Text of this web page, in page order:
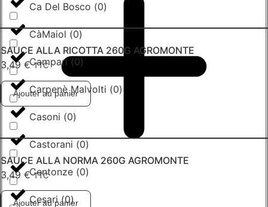
Ca Del Bosco (0)
CàMaiol (0)
Campari (0)
Carpenè Malvolti (0)
Casoni (0)
Castorani (0)
Centonze (0)
Cesari(0)
SAUCE ALLA RICOTTA 260G AGROMONTE
3,49 € TTC
Ajouter au panier
SAUCE ALLA NORMA 260G AGROMONTE
3,49 € TTC
Ajouter au panier